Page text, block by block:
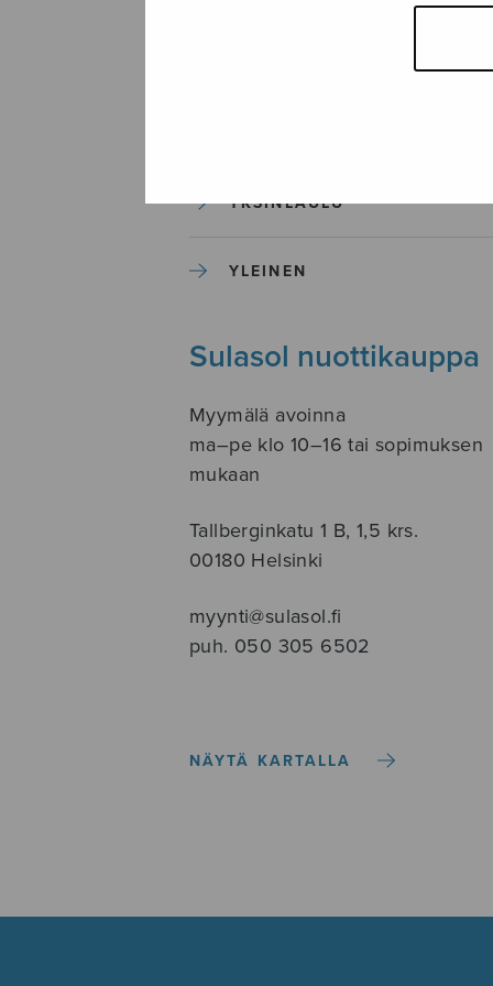
SOITINKOULUT JA OPPAAT
YKSINLAULU
YLEINEN
Sulasol nuottikauppa
Myymälä avoinna
ma–pe klo 10–16 tai sopimuksen
mukaan
Tallberginkatu 1 B, 1,5 krs.
00180 Helsinki
myynti@sulasol.fi
puh. 050 305 6502
NÄYTÄ KARTALLA